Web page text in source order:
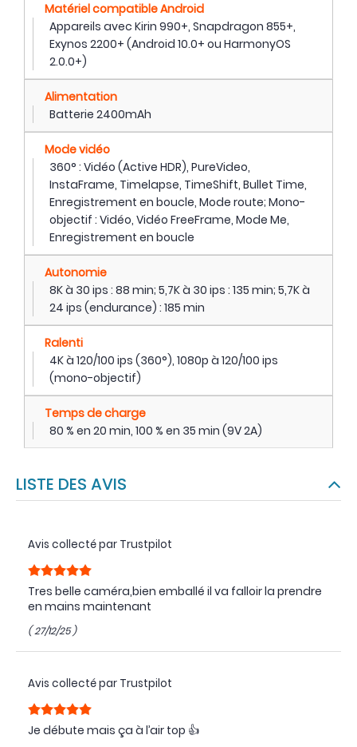
Matériel compatible Android
Appareils avec Kirin 990+, Snapdragon 855+,
Exynos 2200+ (Android 10.0+ ou HarmonyOS
2.0.0+)
Alimentation
Batterie 2400mAh
Mode vidéo
360° : Vidéo (Active HDR), PureVideo,
InstaFrame, Timelapse, TimeShift, Bullet Time,
Enregistrement en boucle, Mode route; Mono-
objectif : Vidéo, Vidéo FreeFrame, Mode Me,
Enregistrement en boucle
Autonomie
8K à 30 ips : 88 min; 5,7K à 30 ips : 135 min; 5,7K à
24 ips (endurance) : 185 min
Ralenti
4K à 120/100 ips (360°), 1080p à 120/100 ips
(mono-objectif)
Temps de charge
80 % en 20 min, 100 % en 35 min (9V 2A)
LISTE DES AVIS
Avis collecté par Trustpilot
Tres belle caméra,bien emballé il va falloir la prendre
en mains maintenant
( 27/12/25 )
Avis collecté par Trustpilot
Je débute mais ça à l’air top 👍